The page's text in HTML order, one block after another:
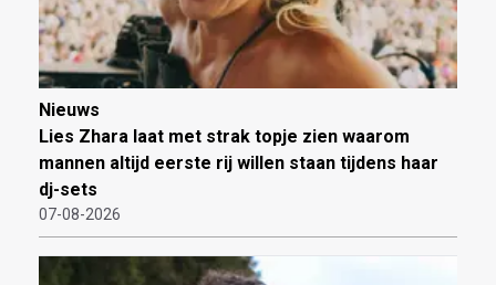
Nieuws
Lies Zhara laat met strak topje zien waarom
mannen altijd eerste rij willen staan tijdens haar
dj-sets
07-08-2026